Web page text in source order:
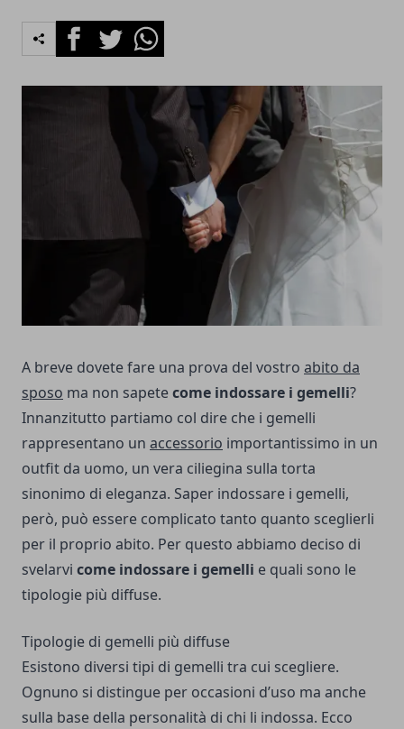
FacebookTwitterWhatsapp
A breve dovete fare una prova del vostro abito da
sposo ma non sapetecome indossare i gemelli?
Innanzitutto partiamo col dire che i gemelli
rappresentano un accessorio importantissimo in un
outfit da uomo, un vera ciliegina sulla torta
sinonimo di eleganza. Saper indossare i gemelli,
però, può essere complicato tanto quanto sceglierli
per il proprio abito. Per questo abbiamo deciso di
svelarvi come indossare i gemelli e quali sono le
tipologie più diffuse.
Tipologie di gemelli più diffuse
Esistono diversi tipi di gemelli tra cui scegliere.
Ognuno si distingue per occasioni d’uso ma anche
sulla base della personalità di chi li indossa. Ecco